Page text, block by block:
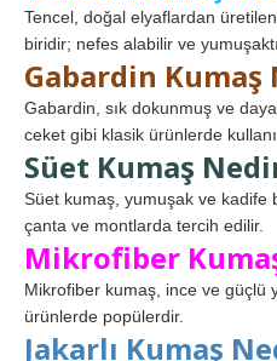
Tencel, doğal elyaflardan
biridir; nefes alabilir ve
Gabardin Kumaş
Gabardin, sık dokunmuş ve
ceket gibi klasik ürünlerde
Süet Kumaş
Süet kumaş, yumuşak ve kadife
çanta ve montlarda tercih edilir.
Mikrofiber
Mikrofiber kumaş, ince ve güçlü
ürünlerde popülerdir.
Jakarlı Kumaş